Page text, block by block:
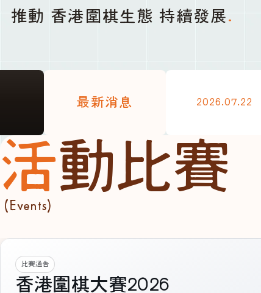
推動 香港圍棋生態 持續發展.
最新消息 2026.07.22
活動比賽
(Events)
比賽通告
香港圍棋大賽2026